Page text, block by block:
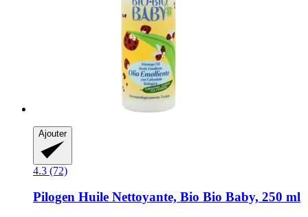
Ajouter
4.3 (72)
Pilogen Huile Nettoyante, Bio Bio Baby, 250 ml